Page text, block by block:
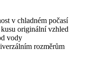
v chladném počasí
originální vzhled
vody
rozměrům